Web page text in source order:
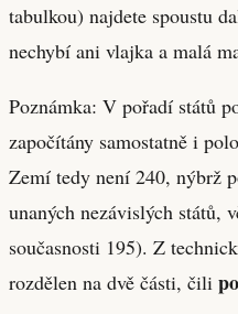
tabulkou) najdete spoustu
nechybí ani vlajka a malá
Poznámka: V pořadí států
započítány samostatně i
Zemí tedy není 240, nýbrž
unaných nezávislých států,
současnosti 195). Z
rozdělen na dvě části, čili